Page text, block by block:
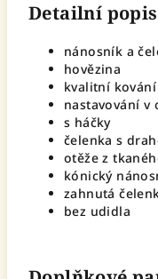
Detailní
nánosník a
hovězina
kvalitní
nastavování v
s háčky
čelenka s
otěže z
kónický
zahnutá
bez udidla